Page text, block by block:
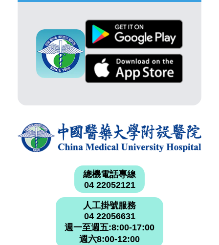
總機電話專線
04 22052121
人工掛號服務
04 22056631
週一至週五:8:00-17:00
週六8:00-12:00